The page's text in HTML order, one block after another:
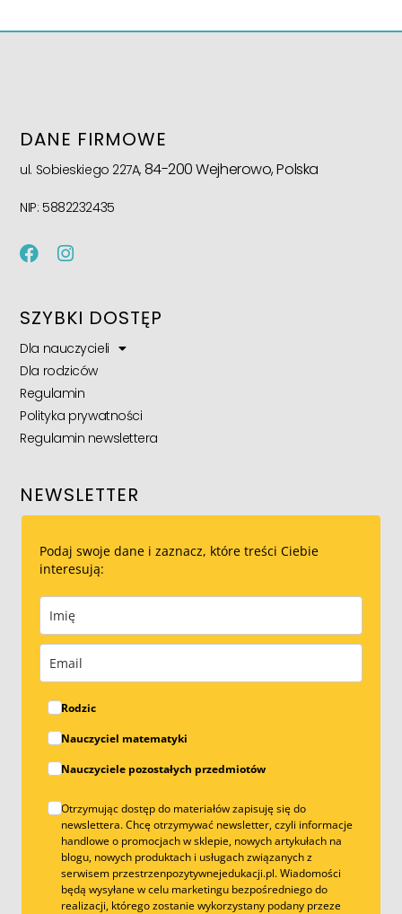
DANE FIRMOWE
ul. Sobieskiego 227A, 84-200 Wejherowo, Polska
NIP: 5882232435
SZYBKI DOSTĘP
Dla nauczycieli
Dla rodziców
Regulamin
Polityka prywatności
Regulamin newslettera
NEWSLETTER
Podaj swoje dane i zaznacz, które treści Ciebie
interesują:
Rodzic
Nauczyciel matematyki
Nauczyciele pozostałych przedmiotów
Otrzymując dostęp do materiałów zapisuję się do
newslettera. Chcę otrzymywać newsletter, czyli informacje
handlowe o promocjach w sklepie, nowych artykułach na
blogu, nowych produktach i usługach związanych z
serwisem przestrzenpozytywnejedukacji.pl. Wiadomości
będą wysyłane w celu marketingu bezpośredniego do
realizacji, którego zostanie wykorzystany podany przeze